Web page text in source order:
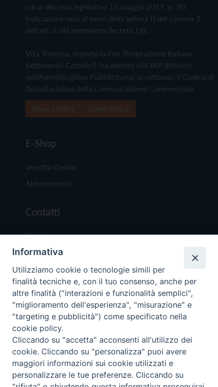
cui al decreto legislativo 15 maggio 2017, n. 70.
Indicazione resa ai sensi della lettera f) del comma 2
dell'art. 5 del medesimo decreto Lgs.
Vita Trentina, tramite la Fisc (Federazione Italiana
Settimanali Cattolici), ha aderito allo IAP (Istituto
dell'Autodisciplina Pubblicitaria) accettando il Codice di
Autodisciplina della Comunicazione Commerciale
E-Shop
Vendita Online
Abbonamenti
Contatti
Chi Siamo
Redazione
Scrivici
Copyright © 2019 - Tutti i diritti riservati - Vita
Trentina Editrice
Privacy Policy
Torna
Informativa
Utilizziamo cookie o tecnologie simili per
finalità tecniche e, con il tuo consenso, anche per
altre finalità ("interazioni e funzionalità semplici",
"miglioramento dell'esperienza", "misurazione" e
"targeting e pubblicità") come specificato nella
cookie policy.
Cliccando su "accetta" acconsenti all'utilizzo dei
cookie. Cliccando su "personalizza" puoi avere
maggiori informazioni sui cookie utilizzati e
personalizzare le tue preferenze. Cliccando su